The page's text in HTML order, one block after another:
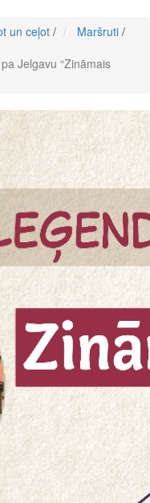
un ceļot / Maršruti /
Jelgavu “Zināmais